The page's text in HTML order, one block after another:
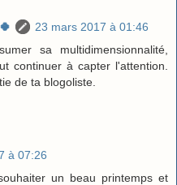
23 mars 2017 à 01:46
sa multidimensionnalité,
continuer à capter l'attention.
de ta blogoliste.
à 07:26
un beau printemps et